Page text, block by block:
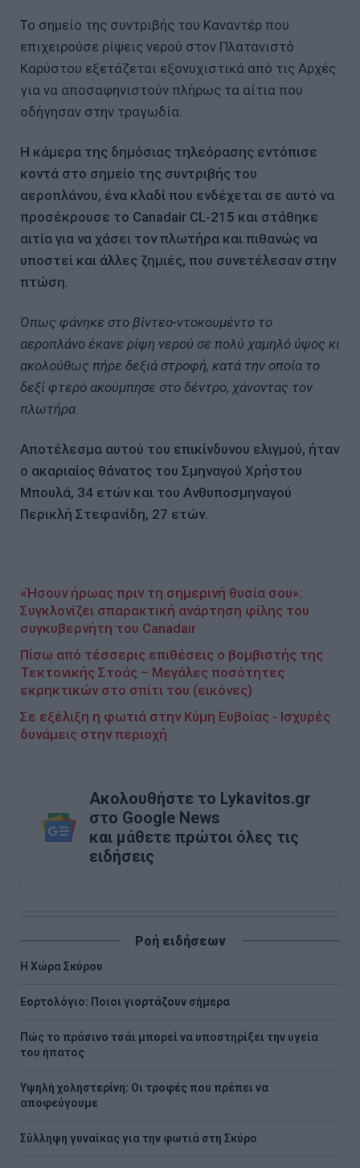
Το σημείο της συντριβής του Καναντέρ που
επιχειρούσε ρίψεις νερού στον Πλατανιστό
Καρύστου εξετάζεται εξονυχιστικά από τις Αρχές
για να αποσαφηνιστούν πλήρως τα αίτια που
οδήγησαν στην τραγωδία.
H κάμερα της δημόσιας τηλεόρασης εντόπισε
κοντά στο σημείο της συντριβής του
αεροπλάνου, ένα κλαδί που ενδέχεται σε αυτό να
προσέκρουσε το Canadair CL-215 και στάθηκε
αιτία για να χάσει τον πλωτήρα και πιθανώς να
υποστεί και άλλες ζημιές, που συνετέλεσαν στην
πτώση.
Όπως φάνηκε στο βίντεο-ντοκουμέντο το
αεροπλάνο έκανε ρίψη νερού σε πολύ χαμηλό ύψος κι
ακολούθως πήρε δεξιά στροφή, κατά την οποία το
δεξί φτερό ακούμπησε στο δέντρο, χάνοντας τον
πλωτήρα
Αποτέλεσμα αυτού του επικίνδυνου ελιγμού, ήταν
ο ακαριαίος θάνατος του Σμηναγού Χρήστου
Μπουλά, 34 ετών και του Ανθυποσμηναγού
Περικλή Στεφανίδη, 27 ετών.
«Ήσουν ήρωας πριν τη σημερινή θυσία σου»:
Συγκλονίζει σπαρακτική ανάρτηση φίλης του
συγκυβερνήτη του Canadair
Πίσω από τέσσερις επιθέσεις ο βομβιστής της
Τεκτονικής Στοάς – Μεγάλες ποσότητες
εκρηκτικών στο σπίτι του (εικόνες)
Σε εξέλιξη η φωτιά στην Κύμη Ευβοίας - Ισχυρές
δυνάμεις στην περιοχή
Ακολουθήστε το Lykavitos.gr
στο Google News
και μάθετε πρώτοι όλες τις
ειδήσεις
Ροή ειδήσεων
Η Χώρα Σκύρου
Εορτολόγιο: Ποιοι γιορτάζουν σήμερα
Πώς το πράσινο τσάι μπορεί να υποστηρίξει την υγεία
του ήπατος
Υψηλή χοληστερίνη: Οι τροφές που πρέπει να
αποφεύγουμε
Σύλληψη γυναίκας για την φωτιά στη Σκύρο